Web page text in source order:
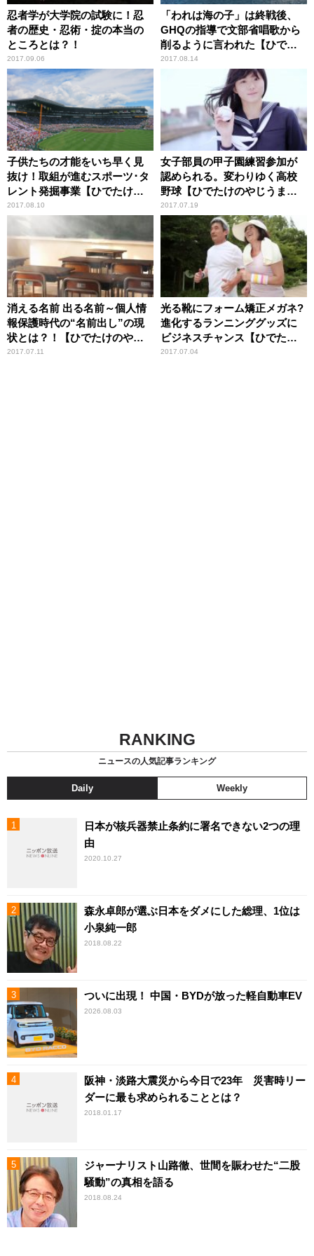
忍者学が大学院の試験に！忍
者の歴史・忍術・掟の本当の
ところとは？！
2017.09.06
「われは海の子」は終戦後、
GHQの指導で文部省唱歌から
削るように言われた【ひでた
けのやじうま好奇心】
2017.08.14
子供たちの才能をいち早く見
抜け！取組が進むスポーツ･タ
レント発掘事業【ひでたけの
やじうま好奇心】
2017.08.10
女子部員の甲子園練習参加が
認められる。変わりゆく高校
野球【ひでたけのやじうま好
奇心】
2017.07.19
消える名前 出る名前～個人情
報保護時代の“名前出し”の現
状とは？！【ひでたけのやじ
うま好奇心】
2017.07.11
光る靴にフォーム矯正メガネ?
進化するランニンググッズに
ビジネスチャンス【ひでたけ
のやじうま好奇心】
2017.07.04
RANKING
ニュースの人気記事ランキング
Daily Weekly
日本が核兵器禁止条約に署名できない2つの理
由
2020.10.27
森永卓郎が選ぶ日本をダメにした総理、1位は
小泉純一郎
2018.08.22
ついに出現！ 中国・BYDが放った軽自動車EV
2026.08.03
阪神・淡路大震災から今日で23年 災害時リー
ダーに最も求められることとは？
2018.01.17
ジャーナリスト山路徹、世間を賑わせた“二股
騒動”の真相を語る
2018.08.24